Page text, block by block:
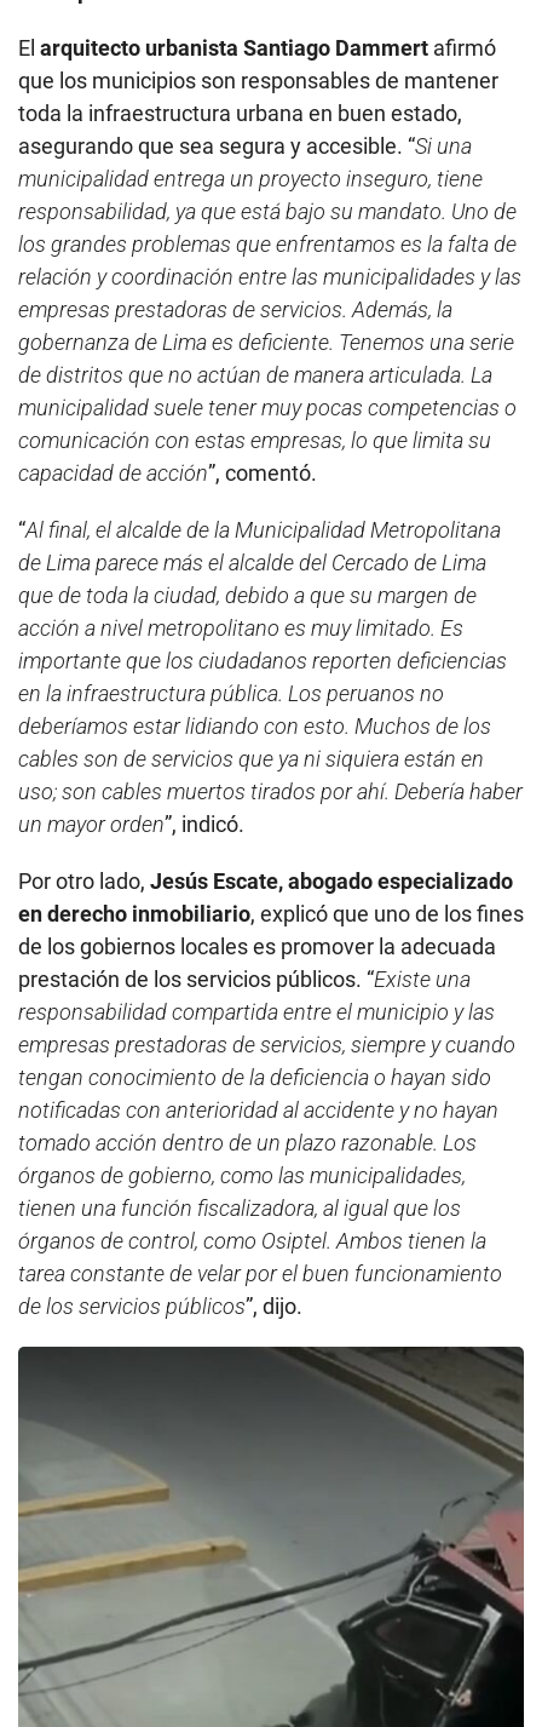
El arquitecto urbanista Santiago Dammert afirmó
que los municipios son responsables de mantener
toda la infraestructura urbana en buen estado,
asegurando que sea segura y accesible. “Si una
municipalidad entrega un proyecto inseguro, tiene
responsabilidad, ya que está bajo su mandato. Uno de
los grandes problemas que enfrentamos es la falta de
relación y coordinación entre las municipalidades y las
empresas prestadoras de servicios. Además, la
gobernanza de Lima es deficiente. Tenemos una serie
de distritos que no actúan de manera articulada. La
municipalidad suele tener muy pocas competencias o
comunicación con estas empresas, lo que limita su
capacidad de acción”, comentó.
“Al final, el alcalde de la Municipalidad Metropolitana
de Lima parece más el alcalde del Cercado de Lima
que de toda la ciudad, debido a que su margen de
acción a nivel metropolitano es muy limitado. Es
importante que los ciudadanos reporten deficiencias
en la infraestructura pública. Los peruanos no
deberíamos estar lidiando con esto. Muchos de los
cables son de servicios que ya ni siquiera están en
uso; son cables muertos tirados por ahí. Debería haber
un mayor orden”, indicó.
Por otro lado, Jesús Escate, abogado especializado
en derecho inmobiliario, explicó que uno de los fines
de los gobiernos locales es promover la adecuada
prestación de los servicios públicos. “Existe una
responsabilidad compartida entre el municipio y las
empresas prestadoras de servicios, siempre y cuando
tengan conocimiento de la deficiencia o hayan sido
notificadas con anterioridad al accidente y no hayan
tomado acción dentro de un plazo razonable. Los
órganos de gobierno, como las municipalidades,
tienen una función fiscalizadora, al igual que los
órganos de control, como Osiptel. Ambos tienen la
tarea constante de velar por el buen funcionamiento
de los servicios públicos”, dijo.